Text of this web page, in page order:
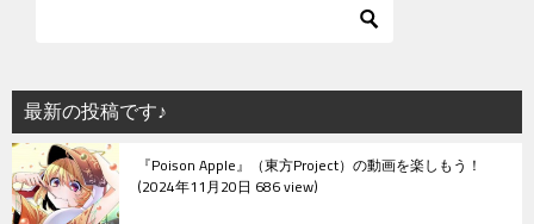
最新の投稿です♪
『Poison Apple』（東方Project）の動画を楽しもう！
2024年11月20日 686 view